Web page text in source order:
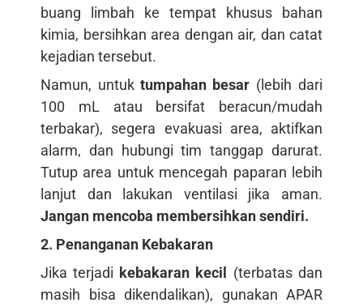
buang limbah ke tempat khusus bahan
kimia, bersihkan area dengan air, dan catat
kejadian tersebut.
Namun, untuk tumpahan besar (lebih dari
100 mL atau bersifat beracun/mudah
terbakar), segera evakuasi area, aktifkan
alarm, dan hubungi tim tanggap darurat.
Tutup area untuk mencegah paparan lebih
lanjut dan lakukan ventilasi jika aman.
Jangan mencoba membersihkan sendiri.
2. Penanganan Kebakaran
Jika terjadi kebakaran kecil (terbatas dan
masih bisa dikendalikan), gunakan APAR